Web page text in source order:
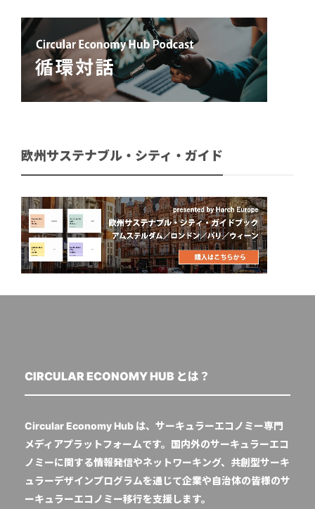
欧州サステナブル・シティ・ガイド
CIRCULAR ECONOMY HUB とは？
Circular Economy Hub は、サーキュラーエコノミー専門
メディアプラットフォームです。国内外のサーキュラーエコ
ノミーに関する情報発信やネットワーキング、共創型サーキ
ュラーデザインプログラムを通じて企業や自治体の皆様のサ
ーキュラーエコノミー移行を支援します。